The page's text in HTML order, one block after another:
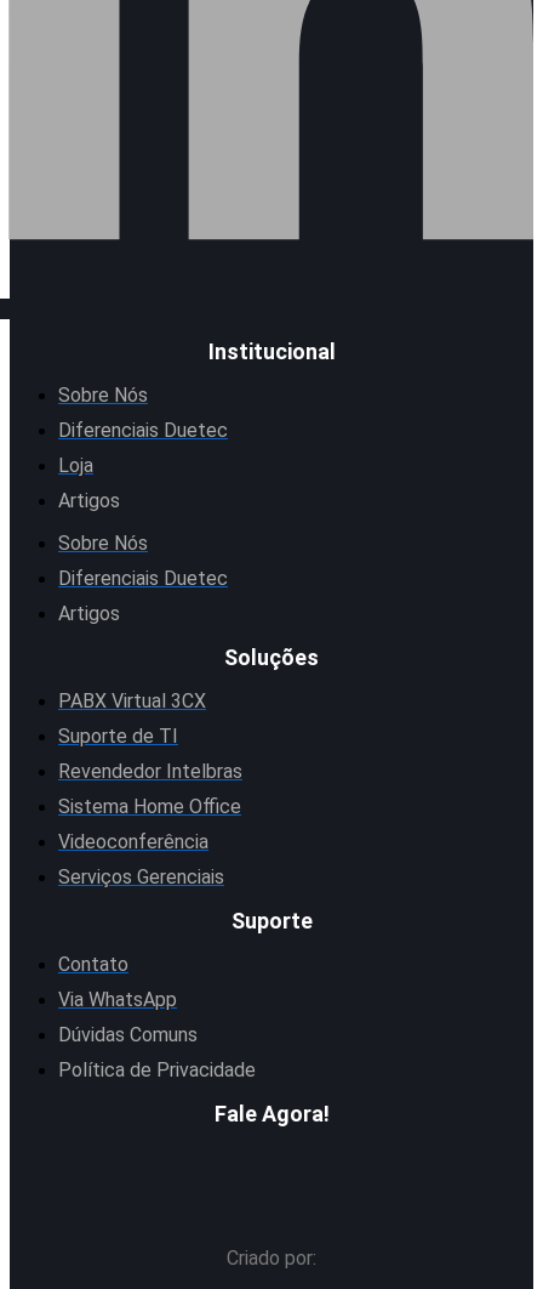
Institucional
Sobre Nós
Diferenciais Duetec
Loja
Artigos
Sobre Nós
Diferenciais Duetec
Artigos
Soluções
PABX Virtual 3CX
Suporte de TI
Revendedor Intelbras
Sistema Home Office
Videoconferência
Serviços Gerenciais
Suporte
Contato
Via WhatsApp
Dúvidas Comuns
Política de Privacidade
Fale Agora!
Criado por: